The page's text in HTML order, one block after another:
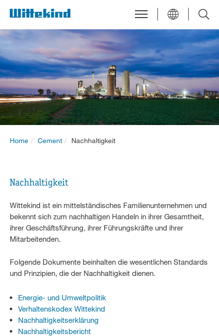
Home Cement Nachhaltigkeit
Nachhaltigkeit
Wittekind ist ein mittelständisches Familienunternehmen und
bekennt sich zum nachhaltigen Handeln in ihrer Gesamtheit,
ihrer Geschäftsführung, ihrer Führungskräfte und ihrer
Mitarbeitenden.
Folgende Dokumente beinhalten die wesentlichen Standards
und Prinzipien, die der Nachhaltigkeit dienen.
Energie- und Umweltpolitik
Verhaltenskodex Wittekind
Nachhaltigkeitserklärung
Nachhaltigkeitsbericht